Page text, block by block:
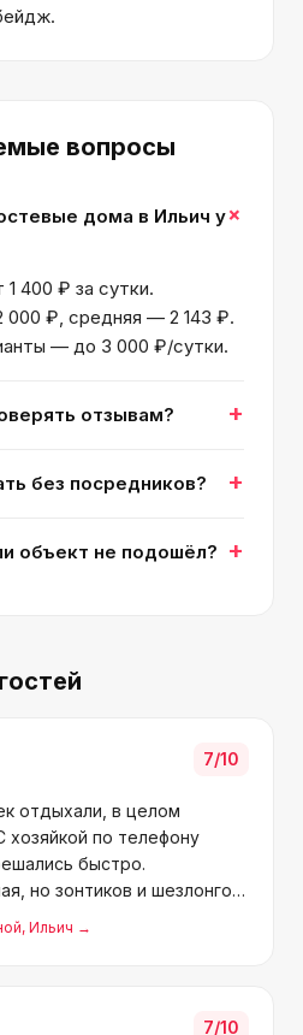
вопросы
дома в Ильич у+
400 ₽ за сутки.
₽, средняя — 2 143 ₽.
— до 3 000 ₽/сутки.
отзывам? +
без посредников? +
объект не подошёл? +
7/10
отдыхали, в целом
хозяйкой по телефону
быстро.
но зонтиков и шезлонгов
В остальном все ок.
, Ильич →
7/10